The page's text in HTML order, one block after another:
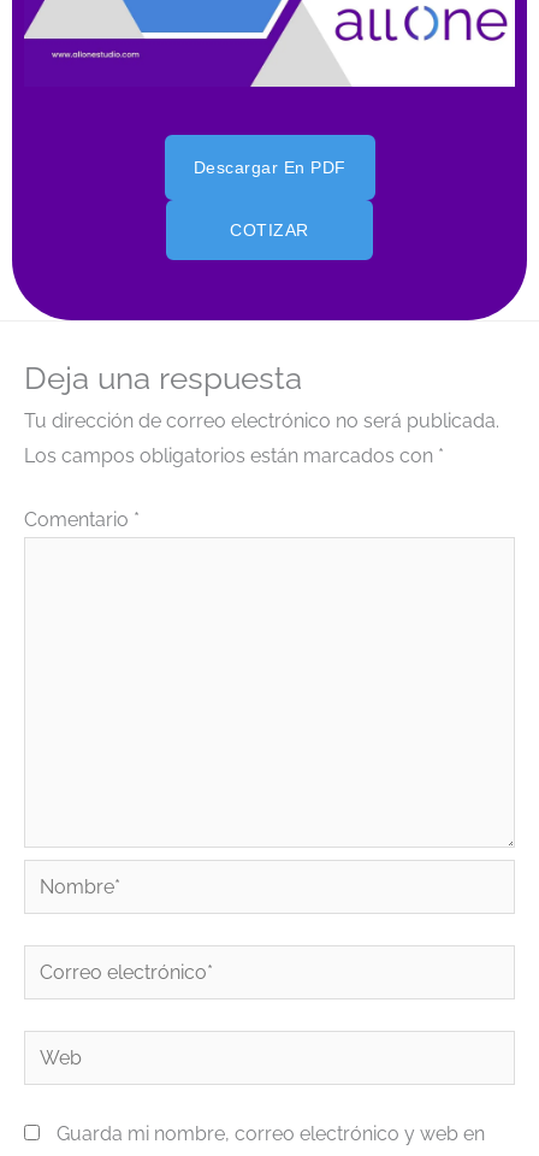
Descargar En PDF
COTIZAR
Deja una respuesta
Tu dirección de correo electrónico no será publicada.
Los campos obligatorios están marcados con *
Comentario *
Nombre*
Correo
electrónico*
Web
Guarda mi nombre, correo electrónico y web en